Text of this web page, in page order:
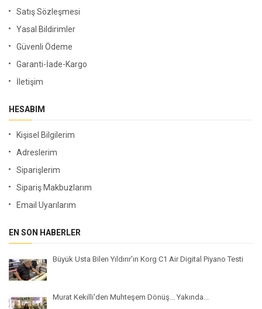
Satış Sözleşmesi
Yasal Bildirimler
Güvenli Ödeme
Garanti-İade-Kargo
İletişim
HESABIM
Kişisel Bilgilerim
Adreslerim
Siparişlerim
Sipariş Makbuzlarım
Email Uyarılarım
EN SON HABERLER
Büyük Usta Bilen Yıldırır'ın Korg C1 Air Digital Piyano Testi
Murat Kekilli'den Muhteşem Dönüş... Yakında...